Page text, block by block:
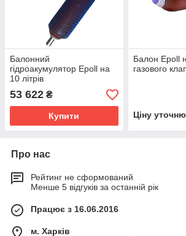
Балонний
гідроакумулятор Epoll на
10 літрів
53 622 ₴
Купити
Балон Epoll
газового
Ціну
Про нас
Рейтинг не сформований
Менше 5 відгуків за останній рік
Працює з 16.06.2016
м. Харків